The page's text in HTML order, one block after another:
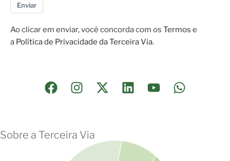
Enviar
Ao clicar em enviar, você concorda com os Termos e
a Política de Privacidade da Terceira Via.
Sobre a Terceira Via